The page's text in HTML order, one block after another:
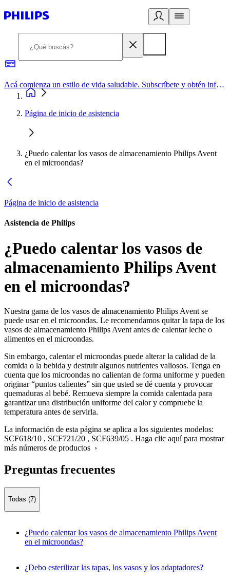
Acá comienza un estilo de vida saludable. Subscríbete y obtén información de primera mano
Página de inicio de asistencia
¿Puedo calentar los vasos de almacenamiento Philips Avent
en el microondas?
Página de inicio de asistencia
Asistencia de Philips
¿Puedo calentar los vasos de
almacenamiento Philips Avent
en el microondas?
Nuestra gama de los vasos de almacenamiento Philips Avent se
puede usar en el microondas. Le recomendamos quitar la tapa de los
vasos de almacenamiento Philips Avent antes de calentar leche o
alimentos en el microondas.
Sin embargo, calentar el microondas puede alterar la calidad de la
comida o la bebida y destruir algunos nutrientes valiosos. Tenga en
cuenta que los microondas no calientan de forma uniforme y pueden
originar “puntos calientes” sin que usted se dé cuenta y provocar
quemaduras al bebé. Remueva siempre la comida calentada para
garantizar una distribución uniforme del calor y compruebe la
temperatura antes de servirla.
La información de esta página se aplica a los siguientes modelos:
SCF618/10 , SCF721/20 , SCF639/05 . Haga clic aquí para mostrar
más números de productos ›
Preguntas frecuentes
Todas (7)
¿Puedo calentar los vasos de almacenamiento Philips Avent
en el microondas?
¿Debo esterilizar las tapas, los vasos y los adaptadores?